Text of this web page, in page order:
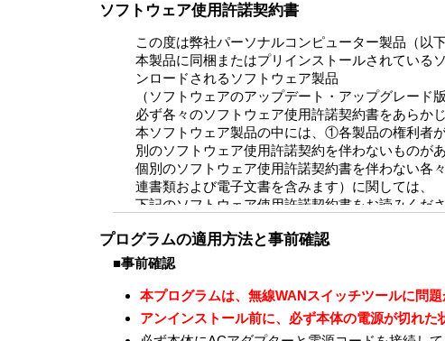
ソフトウェア使用許諾契約書
この度は弊社パーソナルコンピューター製品（以
本製品に同梱またはプリインストールされている
ンロードされるソフトウェア製品
（ソフトウェアのアップデート・アップグレー
必ず各々のソフトウェア使用許諾契約書をあらか
本ソフトウェア製品の中には、①各製品の権利者
別のソフトウェア使用許諾契約を伴わないものがあ
個別のソフトウェア使用許諾契約書を伴わない各
連書類および電子文書を含みます）に関しては、
下記のソフトウェア使用許諾契約書をお読みくだ
本契約は、お客さま（以下「お客さま」とします
第1条 （総則）
許諾ソフトウェアは、日本国内外の著作権法並び
プログラムの適用方法と事前確認
■事前確認
本プログラムは、無線WANスイッチツールに問
アンインストール前に、必ず本体の電源が切れた